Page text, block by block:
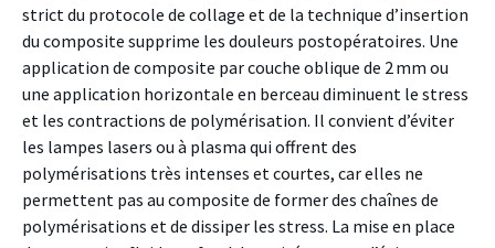
strict du protocole de collage et de la technique d’insertion
du composite supprime les douleurs postopératoires. Une
application de composite par couche oblique de 2 mm ou
une application horizontale en berceau diminuent le stress
et les contractions de polymérisation. Il convient d’éviter
les lampes lasers ou à plasma qui offrent des
polymérisations très intenses et courtes, car elles ne
permettent pas au composite de former des chaînes de
polymérisations et de dissiper les stress. La mise en place